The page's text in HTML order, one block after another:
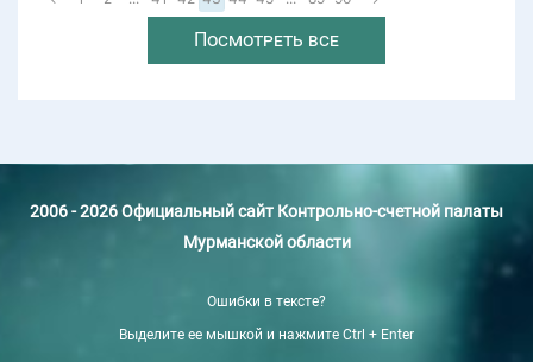
Посмотреть все
2006 - 2026 Официальный сайт Контрольно-счетной палаты
Мурманской области
Ошибки в тексте?
Выделите ее мышкой и нажмите Ctrl + Enter